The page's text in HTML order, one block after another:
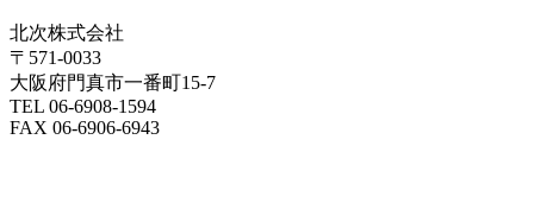
北次株式会社
〒571-0033
大阪府門真市一番町15-7
TEL 06-6908-1594
FAX 06-6906-6943